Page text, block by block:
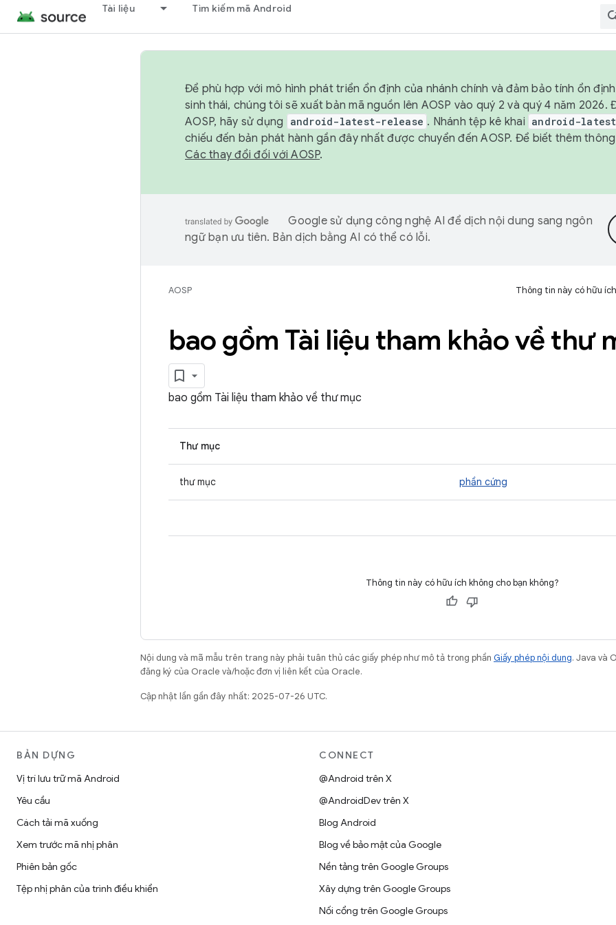
Tài liệu Tìm kiếm mã Android
Để phù hợp với mô hình phát triển ổn định của nhánh chính và đảm bảo tính ổn
sinh thái, chúng tôi sẽ xuất bản mã nguồn lên AOSP vào quý 2 và quý 4 năm
AOSP, hãy sử dụng
android-latest-release . Nhánh tệp kê khai android-
chiếu đến bản phát hành gần đây nhất được chuyển đến AOSP. Để biết thêm
Các thay đổi đối với AOSP.
Google sử dụng công nghệ AI để dịch nội dung sang ngôn
ngữ bạn ưu tiên. Bản dịch bằng AI có thể có lỗi.
AOSP Thông tin này có hữu
bao gồm Tài liệu tham khảo về thư
bao gồm Tài liệu tham khảo về thư mục
Thư mục
thư mục phần cứng
Thông tin này có hữu ích không cho bạn không?
Nội dung và mã mẫu trên trang này phải tuân thủ các giấy phép như mô tả trong phần Giấy phép nội dung. Java và
đăng ký của Oracle và/hoặc đơn vị liên kết của Oracle.
Cập nhật lần gần đây nhất: 2025-07-26 UTC.
BẢN DỰNG
Vị trí lưu trữ mã Android
Yêu cầu
Cách tải mã xuống
Xem trước mã nhị phân
Phiên bản gốc
Tệp nhị phân của trình điều khiển
CONNECT
@Android trên X
@AndroidDev trên X
Blog Android
Blog về bảo mật của Google
Nền tảng trên Google Groups
Xây dựng trên Google Groups
Nối cổng trên Google Groups